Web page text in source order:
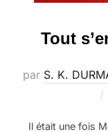
Tout
par S. K.
Il était une fois